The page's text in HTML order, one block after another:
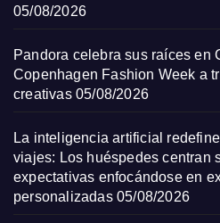
05/08/2026
Pandora celebra sus raíces en
Copenhagen Fashion Week a
creativas 05/08/2026
La inteligencia artificial
viajes: Los huéspedes centran
expectativas enfocándose en
personalizadas 05/08/2026